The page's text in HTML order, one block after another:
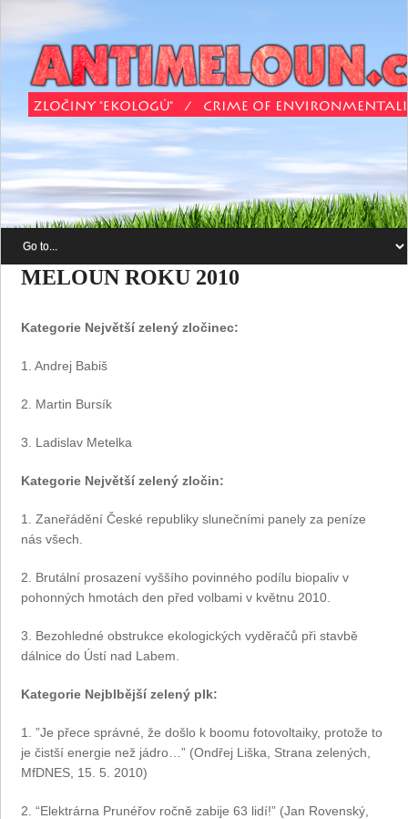
MELOUN ROKU 2010
Kategorie Největší zelený zločinec:
1. Andrej Babiš
2. Martin Bursík
3. Ladislav Metelka
Kategorie Největší zelený zločin:
1. Zaneřádění České republiky slunečními panely za peníze
nás všech.
2. Brutální prosazení vyššího povinného podílu biopaliv v
pohonných hmotách den před volbami v květnu 2010.
3. Bezohledné obstrukce ekologických vyděračů při stavbě
dálnice do Ústí nad Labem.
Kategorie Nejblbější zelený plk:
1. ”Je přece správné, že došlo k boomu fotovoltaiky, protože to
je čistší energie než jádro…” (Ondřej Liška, Strana zelených,
MfDNES, 15. 5. 2010)
2. “Elektrárna Prunéřov ročně zabije 63 lidí!” (Jan Rovenský,